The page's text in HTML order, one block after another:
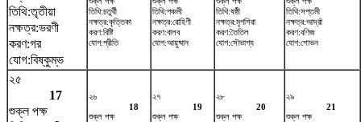
তিথি:তৃতীয়া
নক্ষত্র:ভরণী
করণ:গর
যোগ:বিষ্কুম্ভ
তিথি:চতুর্থী
নক্ষত্র:কৃত্তিকা
করণ:বিষ্টি
যোগ:প্রীতি
তিথি:পঞ্চমী
নক্ষত্র:রোহিণী
করণ:বালব
যোগ:আয়ুষ্মান
তিথি:ষষ্ঠী
নক্ষত্র:মৃগশিরা
করণ:তৈতিল
যোগ:সৌভাগ্য
তিথি:সপ্তমী
নক্ষত্র:আর্দ্রা
করণ:বণিজ
যোগ:শোভন
২৫
17
শুক্ল পক্ষ
২৬
18
শুক্ল পক্ষ
২৭
19
শুক্ল পক্ষ
২৮
20
শুক্ল পক্ষ
২৯
21
শুক্ল পক্ষ